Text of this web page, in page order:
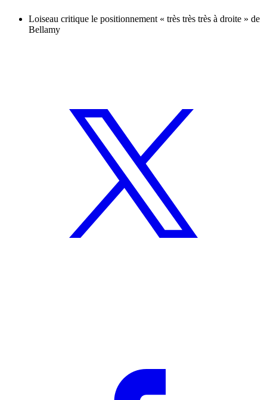
Loiseau critique le positionnement « très très très à droite » de
Bellamy